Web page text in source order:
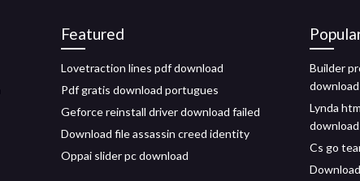
Featured
Lovetraction lines pdf download
Pdf gratis download portugues
Geforce reinstall driver download failed
Download file assassin creed identity
Oppai slider pc download
Builder
download
Lynda
download
Cs go